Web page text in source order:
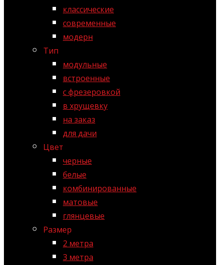
классические
современные
модерн
Тип
модульные
встроенные
с фрезеровкой
в хрущевку
на заказ
для дачи
Цвет
черные
белые
комбинированные
матовые
глянцевые
Размер
2 метра
3 метра